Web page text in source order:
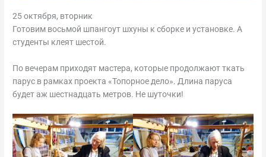
25 октября, вторник
Готовим восьмой шпангоут шхуны к сборке и установке. А
студенты клеят шестой.
По вечерам приходят мастера, которые продолжают ткать
парус в рамках проекта «Топорное дело». Длина паруса
будет аж шестнадцать метров. Не шуточки!